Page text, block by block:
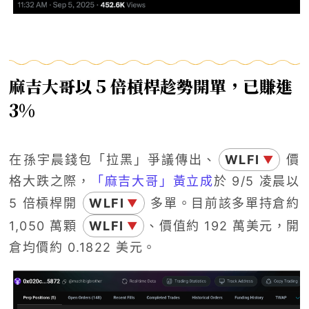
麻吉大哥以 5 倍槓桿趁勢開單，已賺進
3%
在孫宇晨錢包「拉黑」爭議傳出、 WLFI ▼
價
格大跌之際，
「麻吉大哥」黃立成於 9/5 凌晨以
5 倍槓桿開
WLFI ▼
多單。目前該多單持倉約
1,050 萬顆
WLFI ▼
、價值約 192 萬美元，開
倉均價約 0.1822 美元。